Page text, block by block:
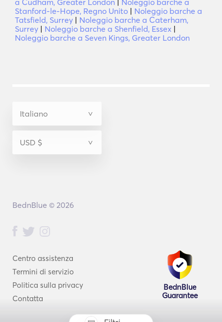
a Cudham, Greater London | Noleggio barche a
Stanford-le-Hope, Regno Unito | Noleggio barche a
Tatsfield, Surrey | Noleggio barche a Caterham,
Surrey | Noleggio barche a Shenfield, Essex |
Noleggio barche a Seven Kings, Greater London
Centro assistenza
Termini di servizio
Politica sulla privacy
Contatta
BednBlue
Guarantee
BednBlue © 2026